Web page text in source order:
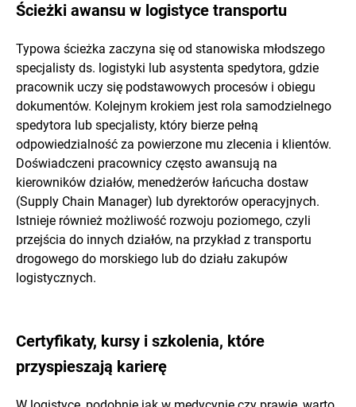
Ścieżki awansu w logistyce transportu
Typowa ścieżka zaczyna się od stanowiska młodszego
specjalisty ds. logistyki lub asystenta spedytora, gdzie
pracownik uczy się podstawowych procesów i obiegu
dokumentów. Kolejnym krokiem jest rola samodzielnego
spedytora lub specjalisty, który bierze pełną
odpowiedzialność za powierzone mu zlecenia i klientów.
Doświadczeni pracownicy często awansują na
kierowników działów, menedżerów łańcucha dostaw
(Supply Chain Manager) lub dyrektorów operacyjnych.
Istnieje również możliwość rozwoju poziomego, czyli
przejścia do innych działów, na przykład z transportu
drogowego do morskiego lub do działu zakupów
logistycznych.
Certyfikaty, kursy i szkolenia, które
przyspieszają karierę